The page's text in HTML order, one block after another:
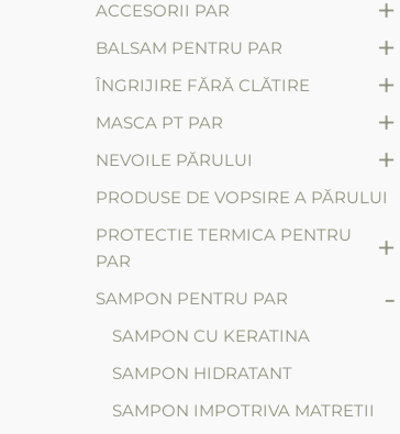
ACCESORII PAR +
BALSAM PENTRU PAR +
ÎNGRIJIRE FĂRĂ CLĂTIRE +
MASCA PT PAR +
NEVOILE PĂRULUI +
PRODUSE DE VOPSIRE A PĂRULUI
PROTECTIE TERMICA PENTRU
PAR
+
SAMPON PENTRU PAR -
SAMPON CU KERATINA
SAMPON HIDRATANT
SAMPON IMPOTRIVA MATRETII